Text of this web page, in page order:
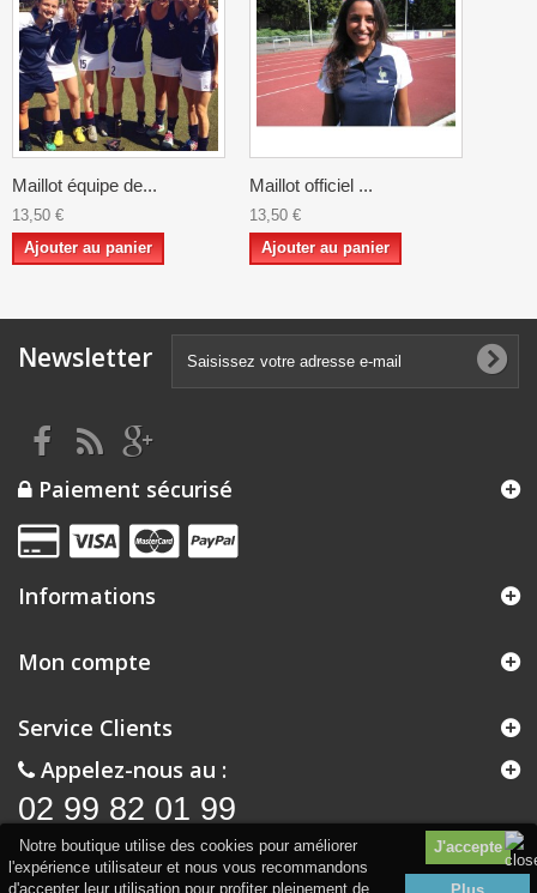
Notre boutique utilise des cookies pour améliorer
l'expérience utilisateur et nous vous recommandons
d'accepter leur utilisation pour profiter pleinement de
Maillot équipe de...
13,50 €
Ajouter au panier
Maillot officiel ...
13,50 €
Ajouter au panier
Newsletter
Paiement sécurisé
Informations
Mon compte
Service Clients
Appelez-nous au :
02 99 82 01 99